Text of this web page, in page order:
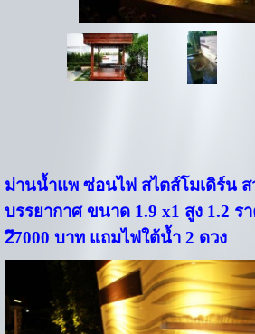
ม่านน้ำแพ ซ่อนไฟ สไตส์โมเดิร์น
บรรยากาศ ขนาด 1.9 x1 สูง 1.2 รา
2ึ7000 บาท แถมไฟใต้น้ำ 2 ดวง